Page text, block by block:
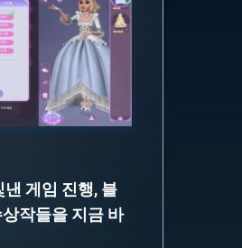
게임 진행, 블
작들을 지금 바